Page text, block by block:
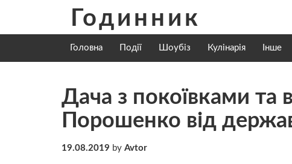
content
Годинник
Головна Події Шоубіз Кулінарія Інше
Дача з покоївками та
Порошенко від
19.08.2019 by Avtor